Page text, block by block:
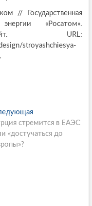
// Государственная
«Росатом».
URL:
stroyashchiesya-
л
е
стремится в ЕАЭС
«достучаться до